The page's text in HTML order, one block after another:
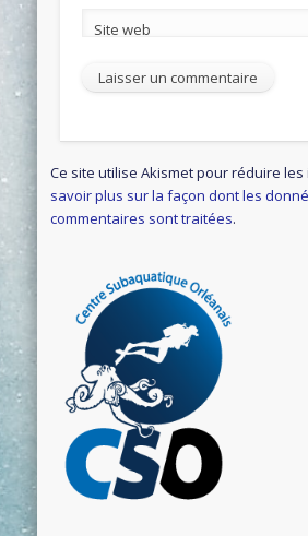
Site web
Ce site utilise Akismet pour réduire
savoir plus sur la façon dont les
commentaires sont traitées.